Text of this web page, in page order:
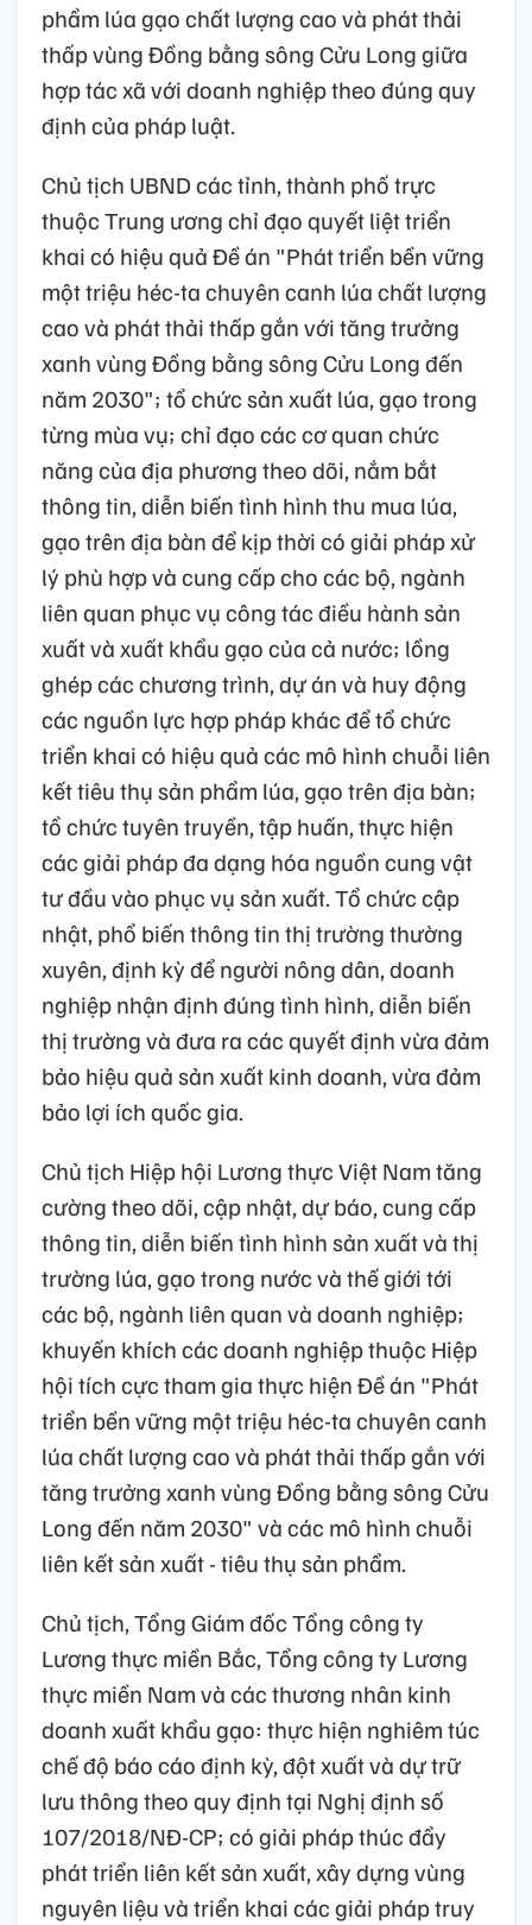
phẩm lúa gạo chất lượng cao và phát thải
thấp vùng Đồng bằng sông Cửu Long giữa
hợp tác xã với doanh nghiệp theo đúng quy
định của pháp luật.
Chủ tịch UBND các tỉnh, thành phố trực
thuộc Trung ương chỉ đạo quyết liệt triển
khai có hiệu quả Đề án "Phát triển bền vững
một triệu héc-ta chuyên canh lúa chất lượng
cao và phát thải thấp gắn với tăng trưởng
xanh vùng Đồng bằng sông Cửu Long đến
năm 2030"; tổ chức sản xuất lúa, gạo trong
từng mùa vụ; chỉ đạo các cơ quan chức
năng của địa phương theo dõi, nắm bắt
thông tin, diễn biến tình hình thu mua lúa,
gạo trên địa bàn để kịp thời có giải pháp xử
lý phù hợp và cung cấp cho các bộ, ngành
liên quan phục vụ công tác điều hành sản
xuất và xuất khẩu gạo của cả nước; lồng
ghép các chương trình, dự án và huy động
các nguồn lực hợp pháp khác để tổ chức
triển khai có hiệu quả các mô hình chuỗi liên
kết tiêu thụ sản phẩm lúa, gạo trên địa bàn;
tổ chức tuyên truyền, tập huấn, thực hiện
các giải pháp đa dạng hóa nguồn cung vật
tư đầu vào phục vụ sản xuất. Tổ chức cập
nhật, phổ biến thông tin thị trường thường
xuyên, định kỳ để người nông dân, doanh
nghiệp nhận định đúng tình hình, diễn biến
thị trường và đưa ra các quyết định vừa đảm
bảo hiệu quả sản xuất kinh doanh, vừa đảm
bảo lợi ích quốc gia.
Chủ tịch Hiệp hội Lương thực Việt Nam tăng
cường theo dõi, cập nhật, dự báo, cung cấp
thông tin, diễn biến tình hình sản xuất và thị
trường lúa, gạo trong nước và thế giới tới
các bộ, ngành liên quan và doanh nghiệp;
khuyến khích các doanh nghiệp thuộc Hiệp
hội tích cực tham gia thực hiện Đề án "Phát
triển bền vững một triệu héc-ta chuyên canh
lúa chất lượng cao và phát thải thấp gắn với
tăng trưởng xanh vùng Đồng bằng sông Cửu
Long đến năm 2030" và các mô hình chuỗi
liên kết sản xuất - tiêu thụ sản phẩm.
Chủ tịch, Tổng Giám đốc Tổng công ty
Lương thực miền Bắc, Tổng công ty Lương
thực miền Nam và các thương nhân kinh
doanh xuất khẩu gạo: thực hiện nghiêm túc
chế độ báo cáo định kỳ, đột xuất và dự trữ
lưu thông theo quy định tại Nghị định số
107/2018/NĐ-CP; có giải pháp thúc đẩy
phát triển liên kết sản xuất, xây dựng vùng
nguyên liệu và triển khai các giải pháp truy